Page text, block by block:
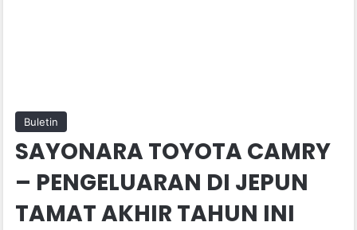
Buletin
SAYONARA TOYOTA CAMRY
– PENGELUARAN DI JEPUN
TAMAT AKHIR TAHUN INI